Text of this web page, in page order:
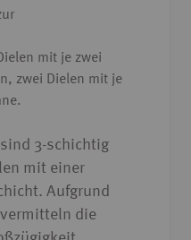
mit je zwei
zwei Dielen mit je
3-schichtig
mit einer
Aufgrund
die